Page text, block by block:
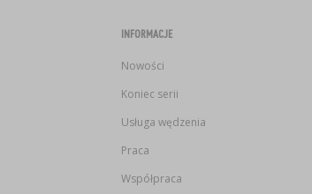
INFORMACJE
Nowości
Koniec serii
Usługa wędzenia
Praca
Współpraca